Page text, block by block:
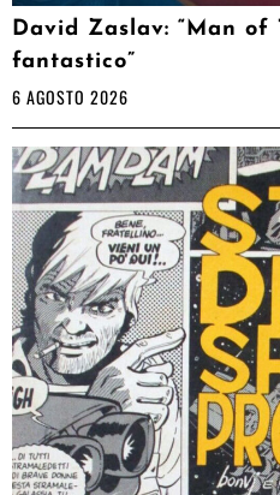
David Zaslav: “Man of
fantastico”
6 AGOSTO 2026